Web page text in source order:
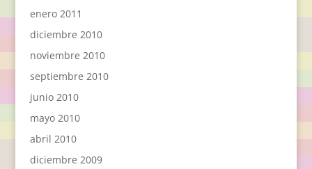
enero 2011
diciembre 2010
noviembre 2010
septiembre 2010
junio 2010
mayo 2010
abril 2010
diciembre 2009